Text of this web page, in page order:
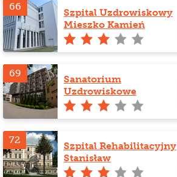
66
Szpital Uzdrowiskowy
Mieszko Kamień
Pomorski
69
Sanatorium
Uzdrowiskowe
Krystynka
72
Szpital Rehabilitacyjny
Stanisław